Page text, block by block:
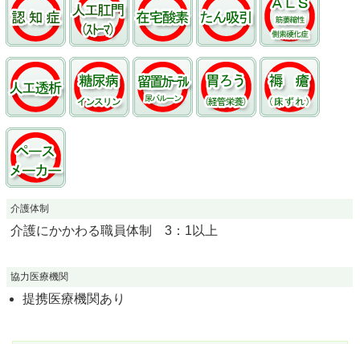
介護体制
介護にかかわる職員体制 3：1以上
協力医療機関
提携医療機関あり